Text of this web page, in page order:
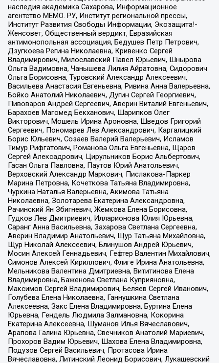
наследия академика Сахарова, Информационное
агентство МЕМО. РУ, Институт региональной прессы,
Институт Развития Свободы Информации, Экозащита!-
Женсовет, Общественный вердикт, Евразийская
антимонопольная ассоциация, Бедушев Петр Петрович,
Дзугкоева Регина Николаевна, Кривенко Сергей
Владимирович, Милославский Павел Юрьевич, Шнырова
Ольга Вадимовна, Чанышева Лилия Айратовна, Сидорович
Ольга Борисовна, Туровский Александр Алексеевич,
Васильева Анастасия Евгеньевна, Ривина Анна Валерьевна,
Бойко Анатолий Николаевич, Дугин Сергей Георгиевич,
Пивоваров Андрей Сергеевич, Аверин Виталий Евгеньевич,
Барахоев Магомед Бекханович, Шарипков Олег
Викторович, Мошель Ирина Ароновна, Шведов Григорий
Сергеевич, Пономарев Лев Александрович, Каргалицкий
Борис Юльевич, Созаев Валерий Валерьевич, Исламов
Тимур Рифгатович, Романова Ольга Евгеньевна, Щаров
Сергей Алексадрович, Цирульников Борис Альбертович,
Гасан Ольга Павловна, Паутов Юрий Анатольевич,
Верховский Александр Маркович, Пислакова-Паркер
Марина Петровна, Кочеткова Татьяна Владимировна,
Чуркина Наталья Валерьевна, Акимова Татьяна
Николаевна, Золотарева Екатерина Александровна,
Рачинский Ян Збигневич, Жемкова Елена Борисовна,
Гудков Лев Дмитриевич, Илларионова Юлия Юрьевна,
Саранг Анна Васильевна, Захарова Светлана Сергеевна,
Аверин Владимир Анатольевич, Щур Татьяна Михайловна,
Щур Николай Алексеевич, Блинушов Андрей Юрьевич,
Мосин Алексей Геннадьевич, Гефтер Валентин Михайлович,
Симонов Алексей Кириллович, Флиге Ирина Анатольевна,
Мельникова Валентина Дмитриевна, Вититинова Елена
Владимировна, Баженова Светлана Куприяновна,
Максимов Сергей Владимирович, Беляев Сергей Иванович,
Голубева Елена Николаевна, Ганнушкина Светлана
Алексеевна, Закс Елена Владимировна, Буртина Елена
Юрьевна, Гендель Людмила Залмановна, Кокорина
Екатерина Алексеевна, Шуманов Илья Вячеславович,
Арапова Галина Юрьевна, Свечников Анатолий Мариевич,
Прохоров Вадим Юрьевич, Шахова Елена Владимировна,
Подузов Сергей Васильевич, Протасова Ирина
Вячеславовна, Литинский Леонид Борисович, Лукашевский